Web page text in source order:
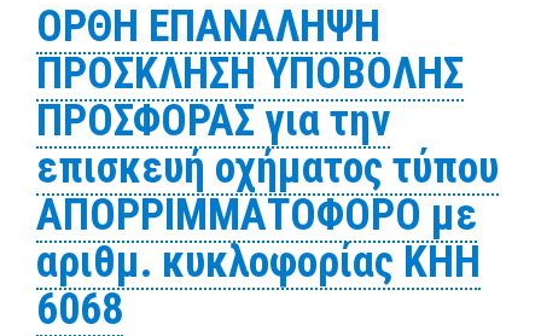
ΟΡΘΗ ΕΠΑΝΑΛΗΨΗ
ΠΡΟΣΚΛΗΣΗ ΥΠΟΒΟΛΗΣ
ΠΡΟΣΦΟΡΑΣ για την
επισκευή οχήματος τύπου
ΑΠΟΡΡΙΜΜΑΤΟΦΟΡΟ με
αριθμ. κυκλοφορίας ΚΗΗ
6068